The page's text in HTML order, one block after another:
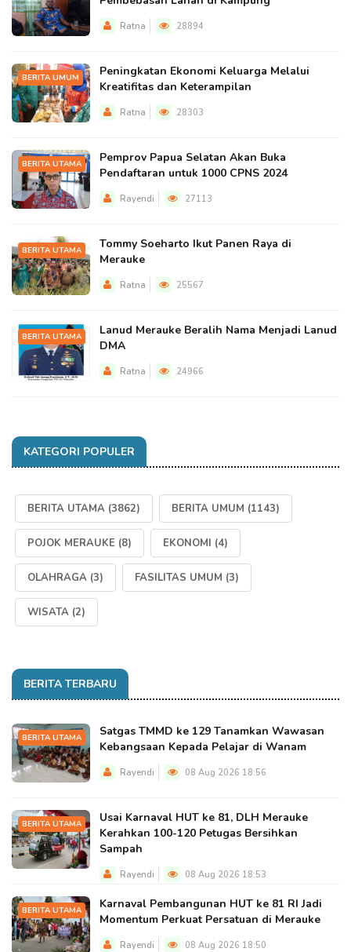
Ratna 28894
BERITA UMUM
Peningkatan Ekonomi Keluarga Melalui
Kreatifitas dan Keterampilan
Ratna 28303
BERITA UTAMA
Pemprov Papua Selatan Akan Buka
Pendaftaran untuk 1000 CPNS 2024
Rayendi 27113
BERITA UTAMA
Tommy Soeharto Ikut Panen Raya di
Merauke
Ratna 25567
BERITA UTAMA
Lanud Merauke Beralih Nama Menjadi Lanud
DMA
Ratna 24966
KATEGORI POPULER
BERITA UTAMA (3862) BERITA UMUM (1143)
POJOK MERAUKE (8) EKONOMI (4)
OLAHRAGA (3) FASILITAS UMUM (3)
WISATA (2)
BERITA TERBARU
BERITA UTAMA
Satgas TMMD ke 129 Tanamkan Wawasan
Kebangsaan Kepada Pelajar di Wanam
Rayendi 08 Aug 2026 18:56
BERITA UTAMA
Usai Karnaval HUT ke 81, DLH Merauke
Kerahkan 100-120 Petugas Bersihkan
Sampah
Rayendi 08 Aug 2026 18:53
BERITA UTAMA
Karnaval Pembangunan HUT ke 81 RI Jadi
Momentum Perkuat Persatuan di Merauke
Rayendi 08 Aug 2026 18:50